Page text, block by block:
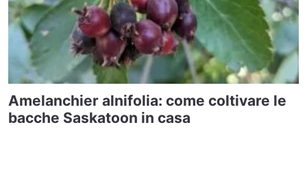
Amelanchier alnifolia: come coltivare le
bacche Saskatoon in casa